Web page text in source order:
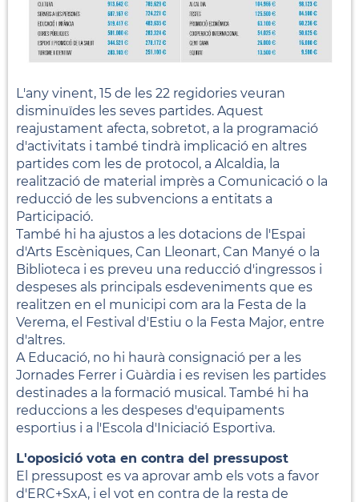
L'any vinent, 15 de les 22 regidories veuran
disminuïdes les seves partides. Aquest
reajustament afecta, sobretot, a la programació
d'activitats i també tindrà implicació en altres
partides com les de protocol, a Alcaldia, la
realització de material imprès a Comunicació o la
reducció de les subvencions a entitats a
Participació.
També hi ha ajustos a les dotacions de l'Espai
d'Arts Escèniques, Can Lleonart, Can Manyé o la
Biblioteca i es preveu una reducció d'ingressos i
despeses als principals esdeveniments que es
realitzen en el municipi com ara la Festa de la
Verema, el Festival d'Estiu o la Festa Major, entre
d'altres.
A Educació, no hi haurà consignació per a les
Jornades Ferrer i Guàrdia i es revisen les partides
destinades a la formació musical. També hi ha
reduccions a les despeses d'equipaments
esportius i a l'Escola d'Iniciació Esportiva.
L'oposició vota en contra del pressupost
El pressupost es va aprovar amb els vots a favor
d'ERC+SxA, i el vot en contra de la resta de